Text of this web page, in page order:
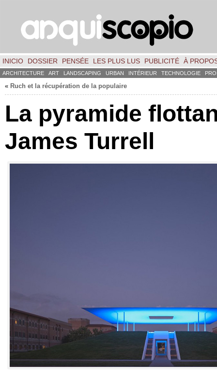
INICIO DOSSIER PENSÉE LES PLUS LUS PUBLICITÉ À
ARCHITECTURE ART LANDSCAPING URBAN INTÉRIEUR TECHNOLOGIE
« Ruch et la récupération de la populaire
La pyramide
James Turrell